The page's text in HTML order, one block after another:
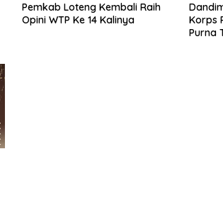
Pemkab Loteng Kembali Raih
Opini WTP Ke 14 Kalinya
Korps
Purna